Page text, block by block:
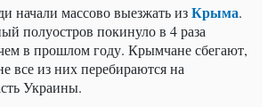
начали массово выезжать изКрыма.
полуостров покинуло в 4 раза
в прошлом году. Крымчане сбегают,
все из них перебираются на
Украины.